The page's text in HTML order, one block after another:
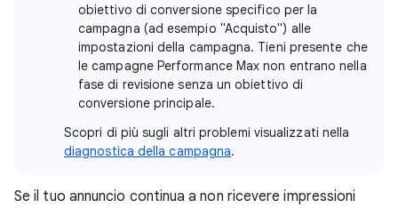
obiettivo di conversione specifico per la
campagna (ad esempio "Acquisto") alle
impostazioni della campagna. Tieni presente che
le campagne Performance Max non entrano nella
fase di revisione senza un obiettivo di
conversione principale.
Scopri di più sugli altri problemi visualizzati nella
diagnostica della campagna.
Se il tuo annuncio continua a non ricevere impressioni